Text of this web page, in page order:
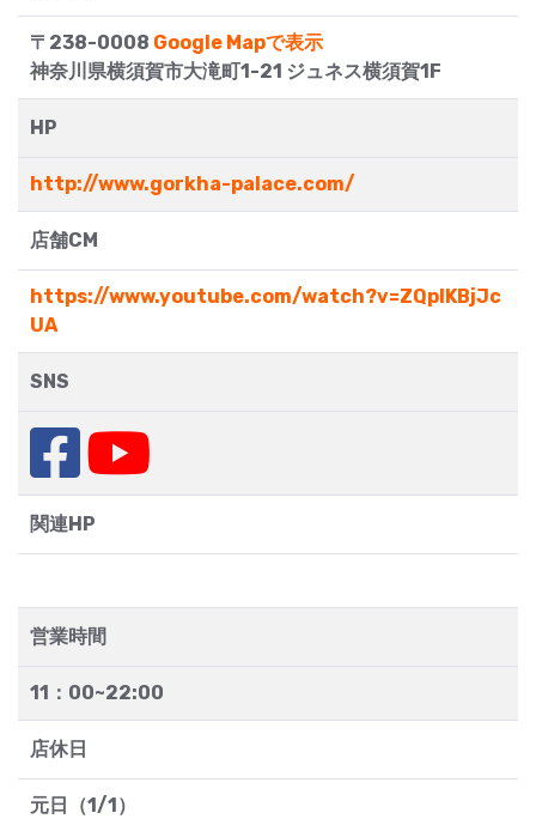
〒238-0008 Google Mapで表示
神奈川県横須賀市大滝町1-21 ジュネス横須賀1F
HP
http://www.gorkha-palace.com/
店舗CM
https://www.youtube.com/watch?v=ZQpIKBjJc
UA
SNS
関連HP
営業時間
11：00~22:00
店休日
元日（1/1）